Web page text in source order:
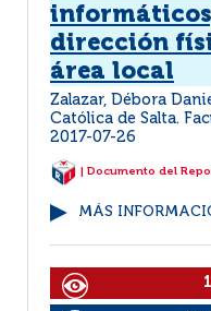
dirección
área local
Zalazar, Débora
Católica de Salta.
2017-07-26
| Documento del
MÁS